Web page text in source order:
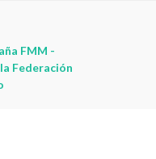
FMM -
Federación